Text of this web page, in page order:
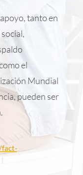
tanto en
el
Mundial
pueden ser
fact-